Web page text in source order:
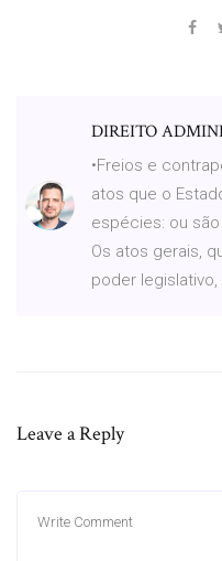
DIREITO
•Freios e
atos que o
espécies: ou
Os atos gerais,
poder legislativo,
Leave a Reply